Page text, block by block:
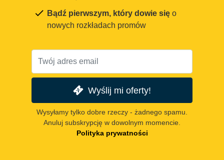
Bądź pierwszym, który dowie się o
nowych rozkładach promów
Wyślij mi oferty!
Wysyłamy tylko dobre rzeczy - żadnego spamu.
Anuluj subskrypcję w dowolnym momencie.
Polityka prywatności